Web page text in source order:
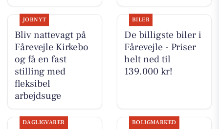
JOBNYT
Bliv nattevagt på
Fårevejle Kirkebo
og få en fast
stilling med
fleksibel
arbejdsuge
BILER
De billigste biler i
Fårevejle - Priser
helt ned til
139.000 kr!
DAGLIGVARER BOLIGMARKED